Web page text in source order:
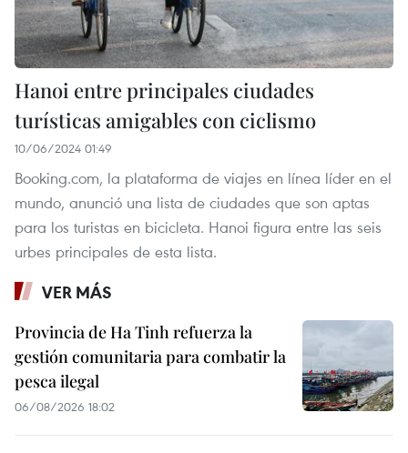
Hanoi entre principales ciudades
turísticas amigables con ciclismo
10/06/2024 01:49
Booking.com, la plataforma de viajes en línea líder en el
mundo, anunció una lista de ciudades que son aptas
para los turistas en bicicleta. Hanoi figura entre las seis
urbes principales de esta lista.
VER MÁS
Provincia de Ha Tinh refuerza la
gestión comunitaria para combatir la
pesca ilegal
06/08/2026 18:02